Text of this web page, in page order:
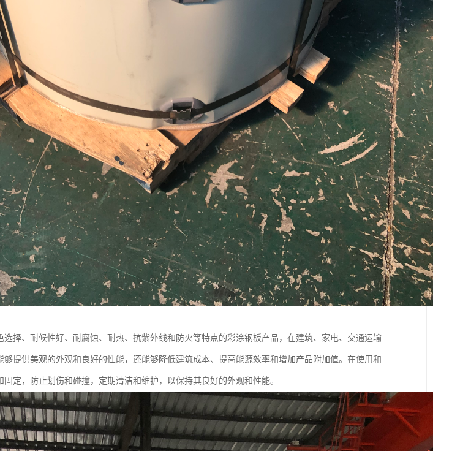
选择、耐候性好、耐腐蚀、耐热、抗紫外线和防火等特点的彩涂钢板产品，在建筑、家电、交通运输
提供美观的外观和良好的性能，还能够降低建筑成本、提高能源效率和增加产品附加值。在使用和
定，防止划伤和碰撞，定期清洁和维护，以保持其良好的外观和性能。